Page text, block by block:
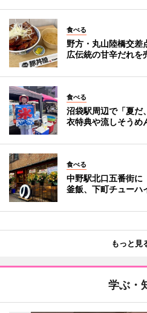
食べる
野方・丸山陸橋交
広伝統の甘辛だれを
食べる
沼袋駅周辺で「夏
衣特典や流しそうめ
食べる
中野駅北口五番街
釜飯、下町チューハ
もっと見
学ぶ・